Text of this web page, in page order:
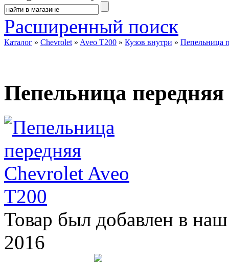
Расширенный поиск
Каталог » Chevrolet » Aveo T200 » Кузов внутри » Пепельница
Пепельница
Товар был добавлен в
2016